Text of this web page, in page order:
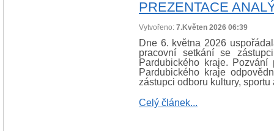
PREZENTACE
Vytvořeno: 7.Květen 2026 06:39
Dne 6. května 2026
pracovní setkání se
Pardubického kraje.
Pardubického kraje
zástupci odboru kultury,
Celý článek...